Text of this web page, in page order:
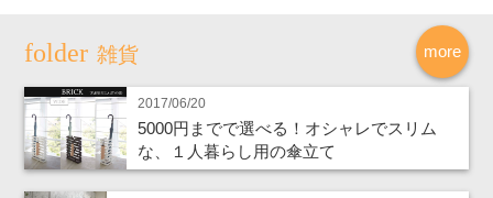
more
雑貨
2017/06/20
5000円までで選べる！オシャレでスリム
な、１人暮らし用の傘立て